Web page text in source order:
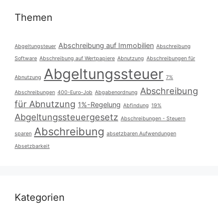
Themen
Abgeltungsteuer Abschreibung auf Immobilien Abschreibung
Software Abschreibung auf Wertpapiere Abnutzung Abschreibungen für
Abnutzung Abgeltungssteuer 7%
Abschreibungen 400-Euro-Job Abgabenordnung Abschreibung
für Abnutzung 1%-Regelung Abfindung 19%
Abgeltungssteuergesetz Abschreibungen - Steuern
sparen Abschreibung absetzbaren Aufwendungen
Absetzbarkeit
Kategorien